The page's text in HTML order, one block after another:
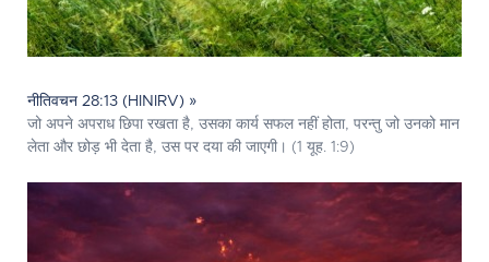
नीतिवचन 28:13 (HINIRV) »
जो अपने अपराध छिपा रखता है, उसका कार्य सफल नहीं होता, परन्तु जो उनको मान
लेता और छोड़ भी देता है, उस पर दया की जाएगी। (1 यूह. 1:9)